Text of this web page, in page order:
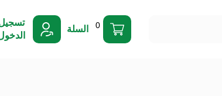
0 السلة